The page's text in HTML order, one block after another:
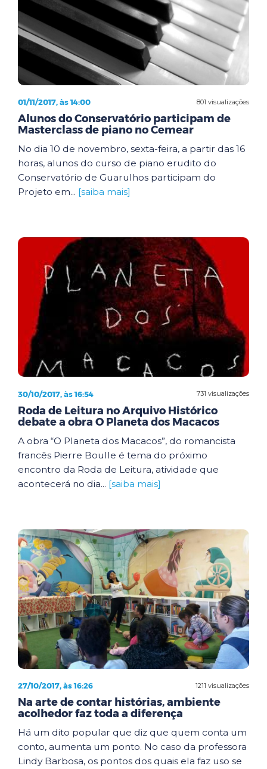
801 visualizações
01/11/2017, às 14:00
Alunos do Conservatório participam de
Masterclass de piano no Cemear
No dia 10 de novembro, sexta-feira, a partir das 16
horas, alunos do curso de piano erudito do
Conservatório de Guarulhos participam do
Projeto em... [saiba mais]
731 visualizações
30/10/2017, às 16:54
Roda de Leitura no Arquivo Histórico
debate a obra O Planeta dos Macacos
A obra “O Planeta dos Macacos”, do romancista
francês Pierre Boulle é tema do próximo
encontro da Roda de Leitura, atividade que
acontecerá no dia... [saiba mais]
1211 visualizações
27/10/2017, às 16:26
Na arte de contar histórias, ambiente
acolhedor faz toda a diferença
Há um dito popular que diz que quem conta um
conto, aumenta um ponto. No caso da professora
Lindy Barbosa, os pontos dos quais ela faz uso se